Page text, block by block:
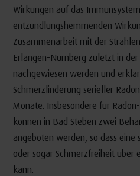
Wirkungen auf das
entzündlungshemmenden
Zusammenarbeit mit der
Erlangen-Nürnberg zuletzt in
nachgewiesen werden und
Schmerzlinderung serieller
Monate. Insbesondere für
können in Bad Steben zwei
angeboten werden, so dass
oder sogar Schmerzfreiheit über
kann.